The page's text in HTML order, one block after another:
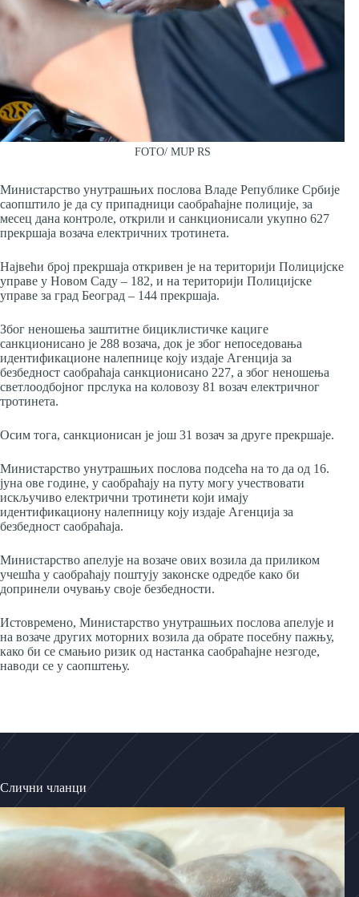
FOTO/ MUP RS
Министарство унутрашњих послова Владе Републике Србије
саопштило је да су припадници саобраћајне полиције, за
месец дана контроле, открили и санкционисали укупно 627
прекршаја возача електричних тротинета.
Највећи број прекршаја откривен је на територији Полицијске
управе у Новом Саду – 182, и на територији Полицијске
управе за град Београд – 144 прекршаја.
Због неношења заштитне бициклистичке кациге
санкционисано је 288 возача, док је због непоседовања
идентификационе налепнице коју издаје Агенција за
безбедност саобраћаја санкционисано 227, а због неношења
светлоодбојног прслука на коловозу 81 возач електричног
тротинета.
Осим тога, санкционисан је још 31 возач за друге прекршаје.
Министарство унутрашњих послова подсећа на то да од 16.
јуна ове године, у саобраћају на путу могу учествовати
искључиво електрични тротинети који имају
идентификациону налепницу коју издаје Агенција за
безбедност саобраћаја.
Министарство апелује на возаче ових возила да приликом
учешћа у саобраћају поштују законске одредбе како би
допринели очувању своје безбедности.
Истовремено, Министарство унутрашњих послова апелује и
на возаче других моторних возила да обрате посебну пажњу,
како би се смањио ризик од настанка саобраћајне незгоде,
наводи се у саопштењу.
Слични чланци